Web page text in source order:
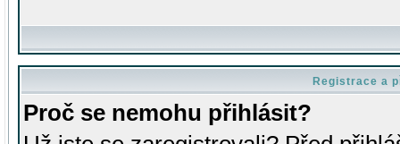
Registrace a
Proč se nemohu přihlásit?